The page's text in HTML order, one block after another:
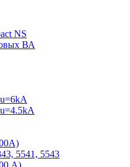
NS
ВА
5541, 5543
А)